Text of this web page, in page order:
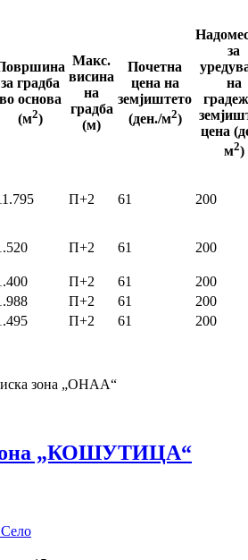
за градба
во основа
(м2)
Макс.
висина
на
градба
(м)
Почетна
цена на
земјиштето
(ден./м2)
за
на
цена
м2)
П+2 61 200
П+2 61 200
П+2 61
200
П+2 61
200
П+2 61 200
зона „ОНАА“
„КОШУТИЦА“